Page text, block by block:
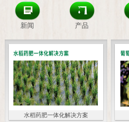
新闻 产品
水稻药肥一体化解决方案